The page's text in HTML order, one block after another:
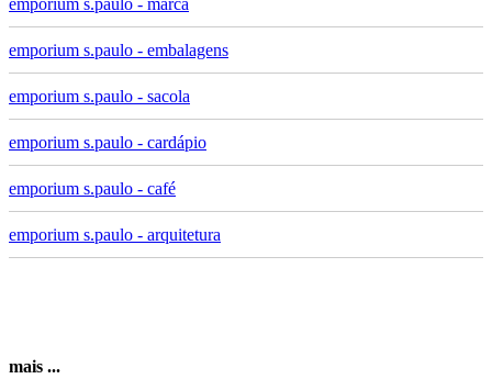
emporium s.paulo - marca
emporium s.paulo - embalagens
emporium s.paulo - sacola
emporium s.paulo - cardápio
emporium s.paulo - café
emporium s.paulo - arquitetura
mais ...